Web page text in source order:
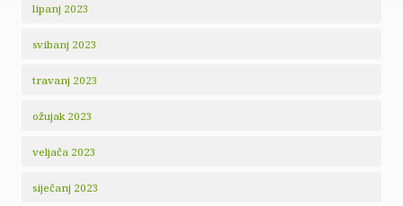
lipanj 2023
svibanj 2023
travanj 2023
ožujak 2023
veljača 2023
siječanj 2023